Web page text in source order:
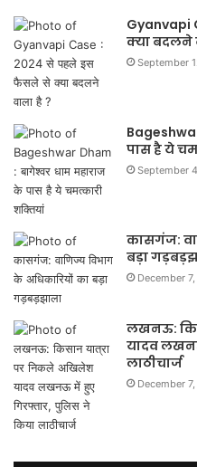
क्या बदलने
September
पास है ये
September
कासगंज:
बड़ा
December
लखनऊ:
यादव
लाठीचार्ज
December